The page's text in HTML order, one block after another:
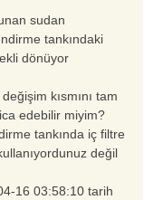
sudan
tankındaki
dönüyor
kısmını tam
edebilir miyim?
tankında iç filtre
değil
16 03:58:10 tarih